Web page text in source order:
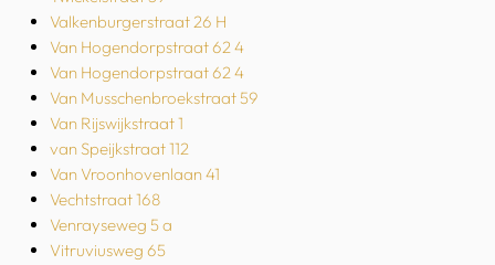
Valkenburgerstraat 26 H
Van Hogendorpstraat 62 4
Van Hogendorpstraat 62 4
Van Musschenbroekstraat 59
Van Rijswijkstraat 1
van Speijkstraat 112
Van Vroonhovenlaan 41
Vechtstraat 168
Venrayseweg 5 a
Vitruviusweg 65